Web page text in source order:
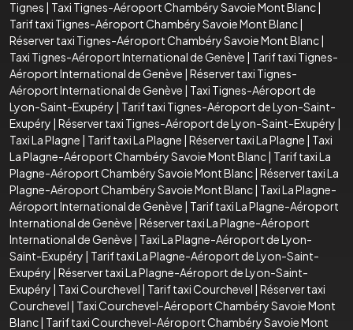
Tignes | Taxi Tignes-Aéroport Chambéry Savoie Mont Blanc|
Tarif taxi Tignes-Aéroport Chambéry Savoie Mont Blanc|
Réserver taxi Tignes-Aéroport Chambéry Savoie Mont Blanc|
Taxi Tignes-Aéroport International de Genève | Tarif taxi Tignes-
Aéroport International de Genève | Réserver taxi Tignes-
Aéroport International de Genève | Taxi Tignes-Aéroport de
Lyon-Saint-Exupéry | Tarif taxi Tignes-Aéroport de Lyon-Saint-
Exupéry | Réserver taxi Tignes-Aéroport de Lyon-Saint-Exupéry |
Taxi La Plagne | Tarif taxi La Plagne | Réserver taxi La Plagne | Taxi
La Plagne-Aéroport Chambéry Savoie Mont Blanc| Tarif taxi La
Plagne-Aéroport Chambéry Savoie Mont Blanc| Réserver taxi La
Plagne-Aéroport Chambéry Savoie Mont Blanc| Taxi La Plagne-
Aéroport International de Genève | Tarif taxi La Plagne-Aéroport
International de Genève | Réserver taxi La Plagne-Aéroport
International de Genève | Taxi La Plagne-Aéroport de Lyon-
Saint-Exupéry | Tarif taxi La Plagne-Aéroport de Lyon-Saint-
Exupéry | Réserver taxi La Plagne-Aéroport de Lyon-Saint-
Exupéry | Taxi Courchevel | Tarif taxi Courchevel | Réserver taxi
Courchevel | Taxi Courchevel-Aéroport Chambéry Savoie Mont
Blanc| Tarif taxi Courchevel-Aéroport Chambéry Savoie Mont